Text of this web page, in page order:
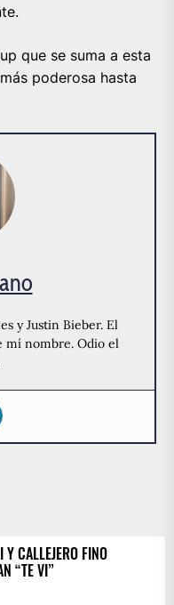
que se suma a esta
poderosa hasta
y Justin Bieber. El
mí nombre. Odio el
Y CALLEJERO FINO
“TE VI”